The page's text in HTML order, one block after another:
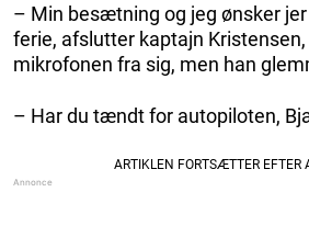
– Min besætning og jeg ønsker
ferie, afslutter kaptajn
mikrofonen fra sig, men han
– Har du tændt for autopiloten,